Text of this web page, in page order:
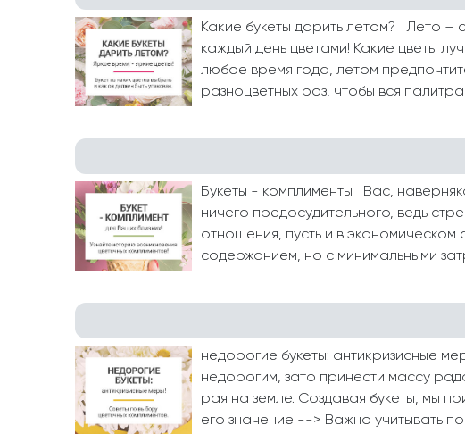
Какие букеты дарить летом? Лето –
каждый день цветами! Какие цветы
любое время года, летом
разноцветных роз, чтобы вся
Букеты - комплименты Вас,
ничего предосудительного, ведь
отношения, пусть и в
содержанием, но с минимальными
недорогие букеты: антикризисные
недорогим, зато принести массу
рая на земле. Создавая букеты, мы
его значение --> Важно учитывать